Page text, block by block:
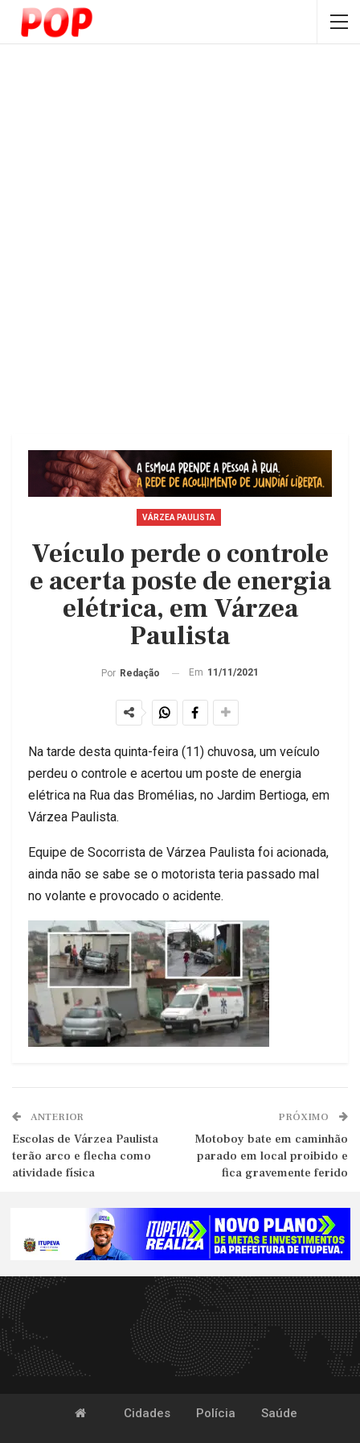
VÁRZEA PAULISTA
Veículo perde o controle
e acerta poste de energia
elétrica, em Várzea
Paulista
Por Redação Em 11/11/2021
Na tarde desta quinta-feira (11) chuvosa, um veículo
perdeu o controle e acertou um poste de energia
elétrica na Rua das Bromélias, no Jardim Bertioga, em
Várzea Paulista.
Equipe de Socorrista de Várzea Paulista foi acionada,
ainda não se sabe se o motorista teria passado mal
no volante e provocado o acidente.
ANTERIOR
Escolas de Várzea Paulista
terão arco e flecha como
atividade física
PRÓXIMO
Motoboy bate em caminhão
parado em local proibido e
fica gravemente ferido
Cidades Polícia Saúde